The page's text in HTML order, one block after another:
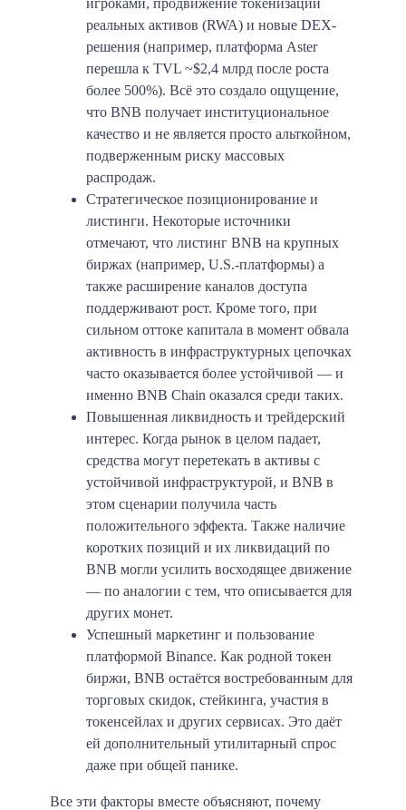
реальных активов (RWA) и новые DEX-
решения (например, платформа Aster
перешла к TVL ~$2,4 млрд после роста
более 500%). Всё это создало ощущение,
что BNB получает институциональное
качество и не является просто альткойном,
подверженным риску массовых
распродаж.
Стратегическое позиционирование и
листинги. Некоторые источники
отмечают, что листинг BNB на крупных
биржах (например, U.S.-платформы) а
также расширение каналов доступа
поддерживают рост. Кроме того, при
сильном оттоке капитала в момент обвала
активность в инфраструктурных цепочках
часто оказывается более устойчивой — и
именно BNB Chain оказался среди таких.
Повышенная ликвидность и трейдерский
интерес. Когда рынок в целом падает,
средства могут перетекать в активы с
устойчивой инфраструктурой, и BNB в
этом сценарии получила часть
положительного эффекта. Также наличие
коротких позиций и их ликвидаций по
BNB могли усилить восходящее движение
— по аналогии с тем, что описывается для
других монет.
Успешный маркетинг и пользование
платформой Binance. Как родной токен
биржи, BNB остаётся востребованным для
торговых скидок, стейкинга, участия в
токенсейлах и других сервисах. Это даёт
ей дополнительный утилитарный спрос
даже при общей панике.
Все эти факторы вместе объясняют, почему